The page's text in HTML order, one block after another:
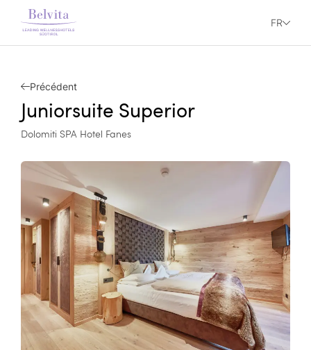
FR
Précédent
Juniorsuite Superior
Dolomiti SPA Hotel Fanes